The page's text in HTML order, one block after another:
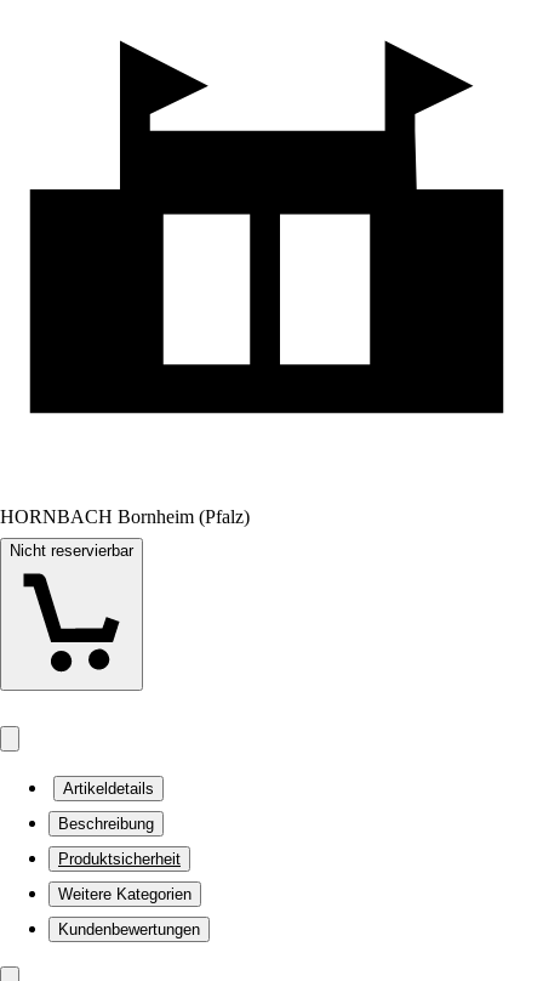
HORNBACH Bornheim (Pfalz)
Nicht reservierbar
Artikeldetails
Beschreibung
Produktsicherheit
Weitere Kategorien
Kundenbewertungen